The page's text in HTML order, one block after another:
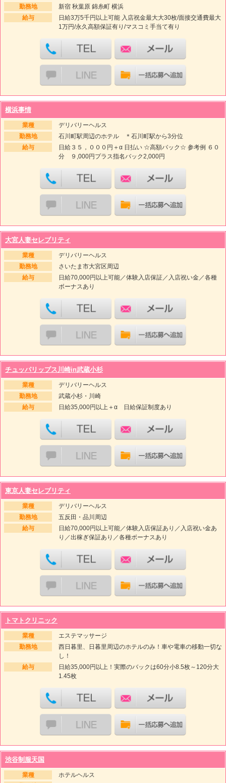
勤務地
新宿 秋葉原 錦糸町 横浜
給与
日給3万5千円以上可能 入店祝金最大大30枚/面接交通費最大
1万円/永久高額保証有り/マスコミ手当て有り
横浜事情
業種
デリバリーヘルス
勤務地
石川町駅周辺のホテル ＊石川町駅から3分位
給与
日給３５，０００円＋α 日払い ☆高額バック☆ 参考例 ６０
分 ９,000円プラス指名バック2,000円
大宮人妻セレブリティ
業種
デリバリーヘルス
勤務地
さいたま市大宮区周辺
給与
日給70,000円以上可能／体験入店保証／入店祝い金／各種
ボーナスあり
チュッパリップス川崎in武蔵小杉
業種
デリバリーヘルス
勤務地
武蔵小杉・川崎
給与
日給35,000円以上＋α 日給保証制度あり
東京人妻セレブリティ
業種
デリバリーヘルス
勤務地
五反田・品川周辺
給与
日給70,000円以上可能／体験入店保証あり／入店祝い金あ
り／出稼ぎ保証あり／各種ボーナスあり
トマトクリニック
業種
エステマッサージ
勤務地
西日暮里、日暮里周辺のホテルのみ！車や電車の移動一切な
し！
給与
日給35,000円以上！実際のバックは60分小8.5枚～120分大
1.45枚
渋谷制服天国
業種
ホテルヘルス